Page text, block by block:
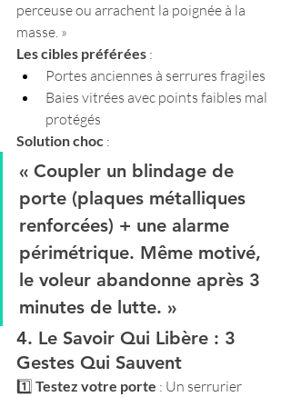
perceuse ou arrachent la poignée à la
masse. »
Les cibles préférées :
Portes anciennes à serrures fragiles
Baies vitrées avec points faibles mal
protégés
Solution choc :
« Coupler un blindage de
porte (plaques métalliques
renforcées) + une alarme
périmétrique. Même motivé,
le voleur abandonne après 3
minutes de lutte. »
4. Le Savoir Qui Libère : 3
Gestes Qui Sauvent
1️⃣ Testez votre porte : Un serrurier